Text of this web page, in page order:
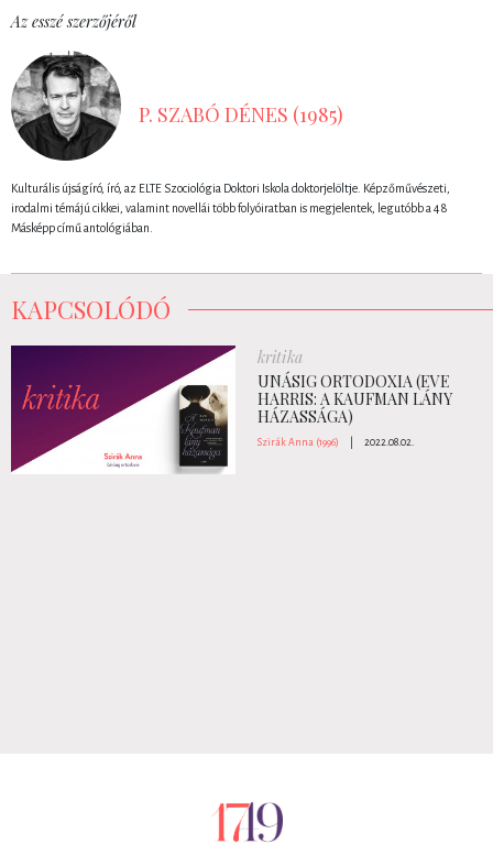
Az esszé szerzőjéről
P. SZABÓ DÉNES (1985)
Kulturális újságíró, író, az ELTE Szociológia Doktori Iskola doktorjelöltje. Képzőművészeti,
irodalmi témájú cikkei, valamint novellái több folyóiratban is megjelentek, legutóbb a 48
Másképp című antológiában.
KAPCSOLÓDÓ
kritika
UNÁSIG ORTODOXIA (EVE
HARRIS: A KAUFMAN LÁNY
HÁZASSÁGA)
Szirák Anna (1996) 2022.08.02.